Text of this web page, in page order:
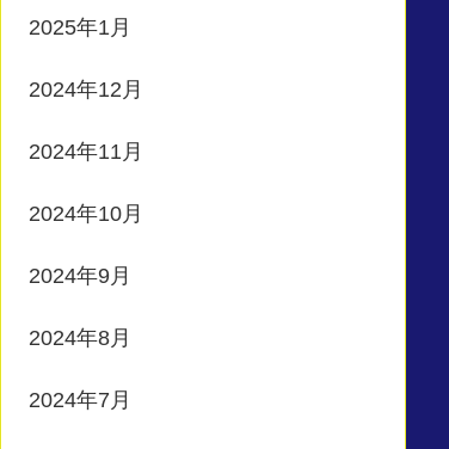
2025年1月
2024年12月
2024年11月
2024年10月
2024年9月
2024年8月
2024年7月